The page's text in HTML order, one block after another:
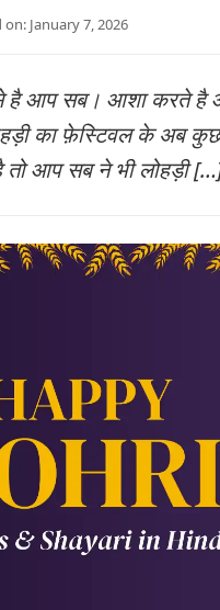
January 7, 2026
है आप सब। आशा करते
का फ़ेस्टिवल के अब
तो आप सब ने भी लोहड़ी